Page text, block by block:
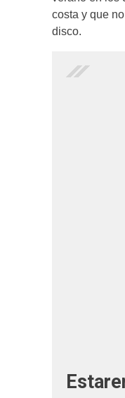
costa y que
disco.